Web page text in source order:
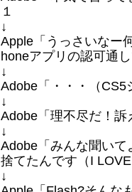
１
↓
Apple「うっさいなー
honeアプリの認可通
↓
Adobe「・・・（
↓
Adobe「理不尽だ！
↓
Adobe「みんな聞い
捨てたんです（I
↓